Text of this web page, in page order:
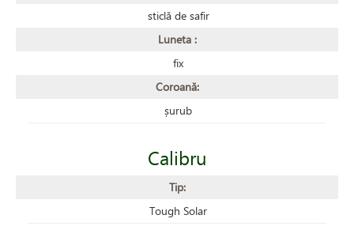
sticlă de safir
Luneta :
fix
Coroană:
șurub
Calibru
Tip:
Tough Solar